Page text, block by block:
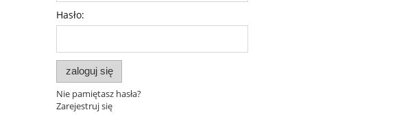
Hasło:
zaloguj się
Nie pamiętasz hasła?
Zarejestruj się